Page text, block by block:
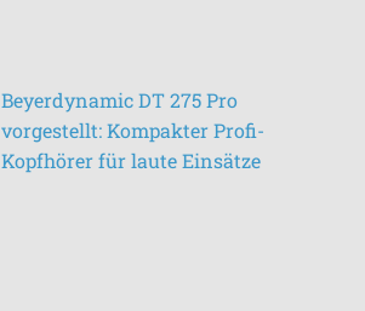
Beyerdynamic DT 275 Pro
vorgestellt: Kompakter Profi-
Kopfhörer für laute Einsätze